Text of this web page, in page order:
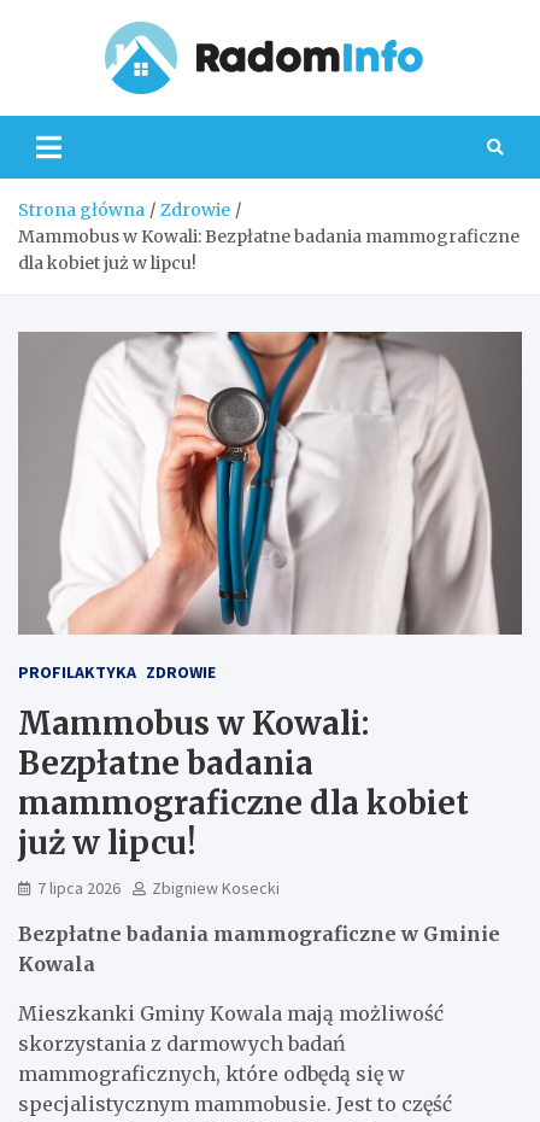
Strona główna
Zdrowie
Mammobus w Kowali: Bezpłatne badania mammograficzne
dla kobiet już w lipcu!
PROFILAKTYKA ZDROWIE
Mammobus w Kowali:
Bezpłatne badania
mammograficzne dla kobiet
już w lipcu!
7 lipca 2026 Zbigniew Kosecki
Bezpłatne badania mammograficzne w Gminie
Kowala
Mieszkanki Gminy Kowala mają możliwość
skorzystania z darmowych badań
mammograficznych, które odbędą się w
specjalistycznym mammobusie. Jest to część